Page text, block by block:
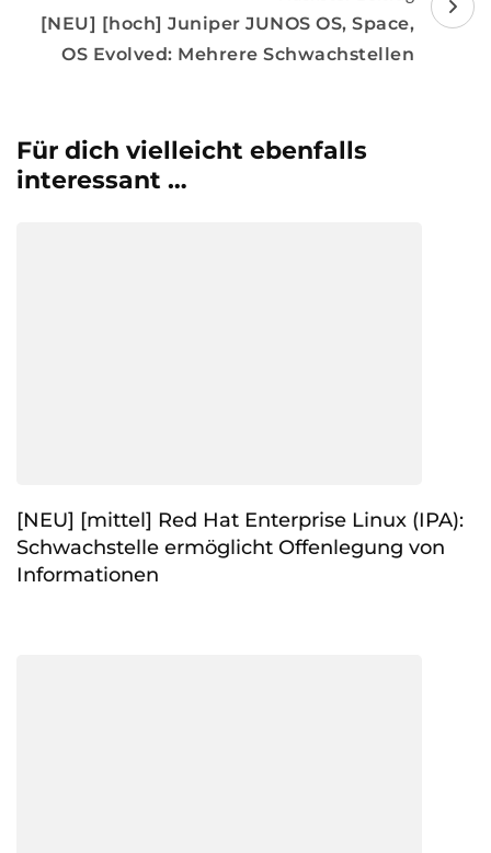
[NEU] [hoch] Juniper JUNOS OS, Space,
OS Evolved: Mehrere Schwachstellen
Für dich vielleicht ebenfalls
interessant …
[NEU] [mittel] Red Hat Enterprise Linux (IPA):
Schwachstelle ermöglicht Offenlegung von
Informationen